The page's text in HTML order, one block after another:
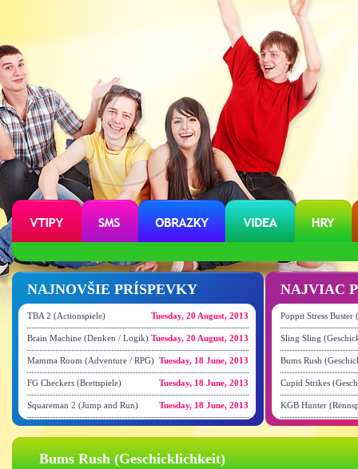
NAJNOVŠIE PRÍSPEVKY
TBA 2 (Actionspiele) Tuesday, 20 August, 2013
Brain Machine (Denken / Logik) Tuesday, 20 August, 2013
Mamma Room (Adventure / RPG) Tuesday, 18 June, 2013
FG Checkers (Brettspiele) Tuesday, 18 June, 2013
Squareman 2 (Jump and Run) Tuesday, 18 June, 2013
NAJVIAC
Poppit Stress
Sling Sling
Bums Rush
Cupid Strikes
KGB Hunter
Bums Rush (Geschicklichkeit)